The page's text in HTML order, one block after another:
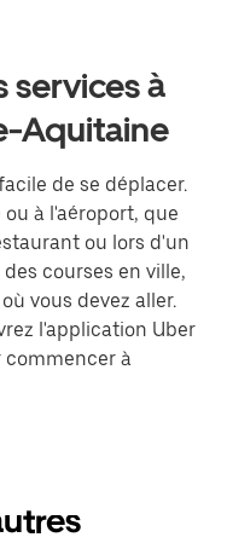
services à
Aquitaine
de se déplacer.
à l'aéroport, que
ou lors d'un
courses en ville,
vous devez aller.
l'application Uber
commencer à